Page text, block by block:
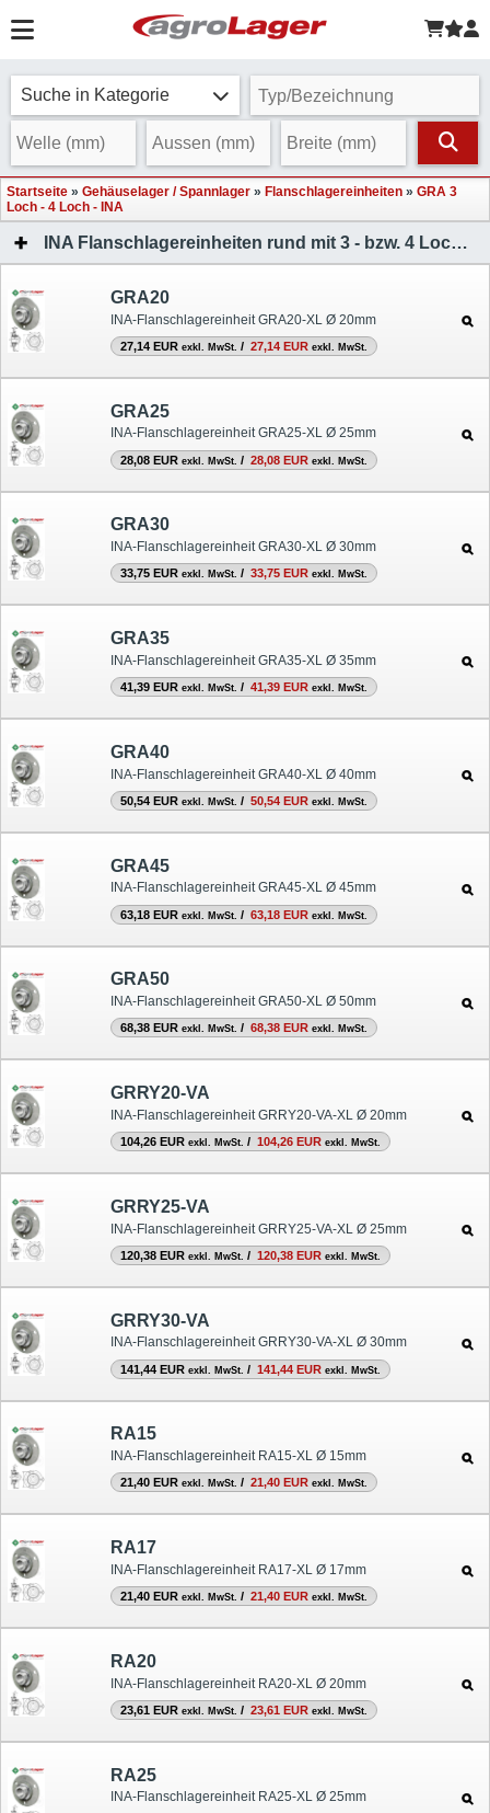
Suche in Kategorie
Startseite » Gehäuselager / Spannlager » Flanschlagereinheiten » GRA 3
Loch - 4 Loch - INA
INA Flanschlagereinheiten rund mit 3 - bzw. 4 Loch Blechgehäuse
GRA20
INA-Flanschlagereinheit GRA20-XL Ø 20mm
27,14 EUR exkl. MwSt. / 27,14 EUR exkl. MwSt.
GRA25
INA-Flanschlagereinheit GRA25-XL Ø 25mm
28,08 EUR exkl. MwSt. / 28,08 EUR exkl. MwSt.
GRA30
INA-Flanschlagereinheit GRA30-XL Ø 30mm
33,75 EUR exkl. MwSt. / 33,75 EUR exkl. MwSt.
GRA35
INA-Flanschlagereinheit GRA35-XL Ø 35mm
41,39 EUR exkl. MwSt. / 41,39 EUR exkl. MwSt.
GRA40
INA-Flanschlagereinheit GRA40-XL Ø 40mm
50,54 EUR exkl. MwSt. / 50,54 EUR exkl. MwSt.
GRA45
INA-Flanschlagereinheit GRA45-XL Ø 45mm
63,18 EUR exkl. MwSt. / 63,18 EUR exkl. MwSt.
GRA50
INA-Flanschlagereinheit GRA50-XL Ø 50mm
68,38 EUR exkl. MwSt. / 68,38 EUR exkl. MwSt.
GRRY20-VA
INA-Flanschlagereinheit GRRY20-VA-XL Ø 20mm
104,26 EUR exkl. MwSt. / 104,26 EUR exkl. MwSt.
GRRY25-VA
INA-Flanschlagereinheit GRRY25-VA-XL Ø 25mm
120,38 EUR exkl. MwSt. / 120,38 EUR exkl. MwSt.
GRRY30-VA
INA-Flanschlagereinheit GRRY30-VA-XL Ø 30mm
141,44 EUR exkl. MwSt. / 141,44 EUR exkl. MwSt.
RA15
INA-Flanschlagereinheit RA15-XL Ø 15mm
21,40 EUR exkl. MwSt. / 21,40 EUR exkl. MwSt.
RA17
INA-Flanschlagereinheit RA17-XL Ø 17mm
21,40 EUR exkl. MwSt. / 21,40 EUR exkl. MwSt.
RA20
INA-Flanschlagereinheit RA20-XL Ø 20mm
23,61 EUR exkl. MwSt. / 23,61 EUR exkl. MwSt.
RA25
INA-Flanschlagereinheit RA25-XL Ø 25mm